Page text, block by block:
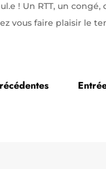
! Un RTT, un congé,
vous faire plaisir le